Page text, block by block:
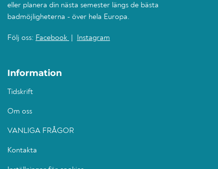
eller planera din nästa semester längs de bästa
badmöjligheterna - över hela Europa.
Följ oss: Facebook Instagram
Information
Tidskrift
Om oss
VANLIGA FRÅGOR
Kontakta